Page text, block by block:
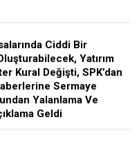
Ciddi Bir
Yatırım
Kural Değişti, SPK’dan
Sermaye
Yalanlama Ve
Geldi